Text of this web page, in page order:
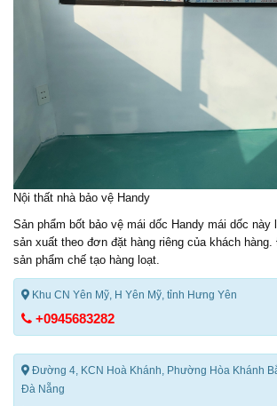
Nội thất nhà bảo vệ Handy
Sản phẩm bốt bảo vệ mái dốc Handy mái dốc này
sản xuất theo đơn đặt hàng riêng của khách
sản phẩm chế tạo hàng loạt.
Khu CN Yên Mỹ, H Yên Mỹ, tỉnh Hưng Yên
+0945683282
Đường 4, KCN Hoà Khánh, Phường Hòa Khánh
Đà Nẵng